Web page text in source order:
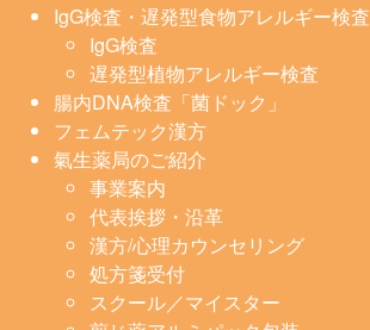
IgG検査・遅発型食物アレルギー検査
IgG検査
遅発型植物アレルギー検査
腸内DNA検査「菌ドック」
フェムテック漢方
氣生薬局のご紹介
事業案内
代表挨拶・沿革
漢方/心理カウンセリング
処方箋受付
スクール／マイスター